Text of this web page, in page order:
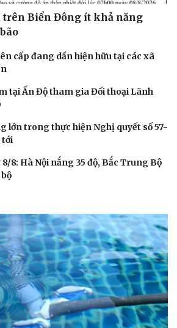
trên Biển Đông ít khả năng
cấp đang dần hiện hữu tại các xã
tại Ấn Độ tham gia Đối thoại Lãnh
lớn trong thực hiện Nghị quyết số 57-
tới
8: Hà Nội nắng 35 độ, Bắc Trung Bộ